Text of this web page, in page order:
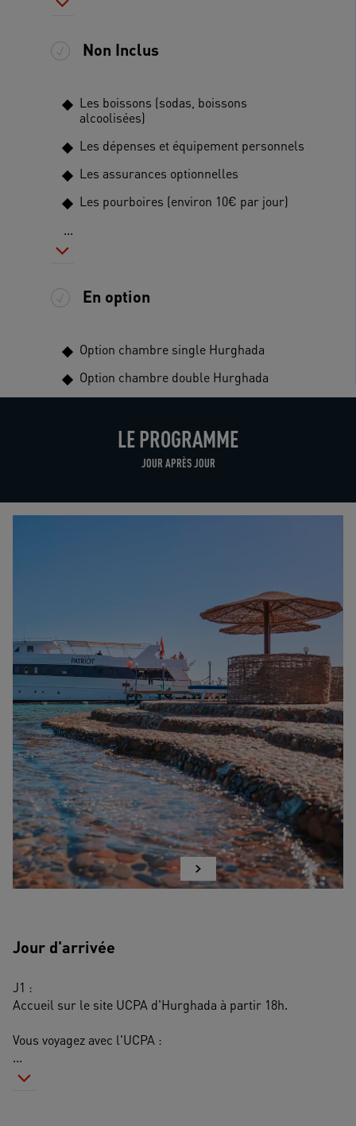
Non Inclus
Les boissons (sodas, boissons
alcoolisées)
Les dépenses et équipement personnels
Les assurances optionnelles
Les pourboires (environ 10€ par jour)
...
En option
Option chambre single Hurghada
Option chambre double Hurghada
LE PROGRAMME
JOUR APRÈS JOUR
Jour d'arrivée
J1 :
Accueil sur le site UCPA d'Hurghada à partir 18h.
Vous voyagez avec l'UCPA :
...